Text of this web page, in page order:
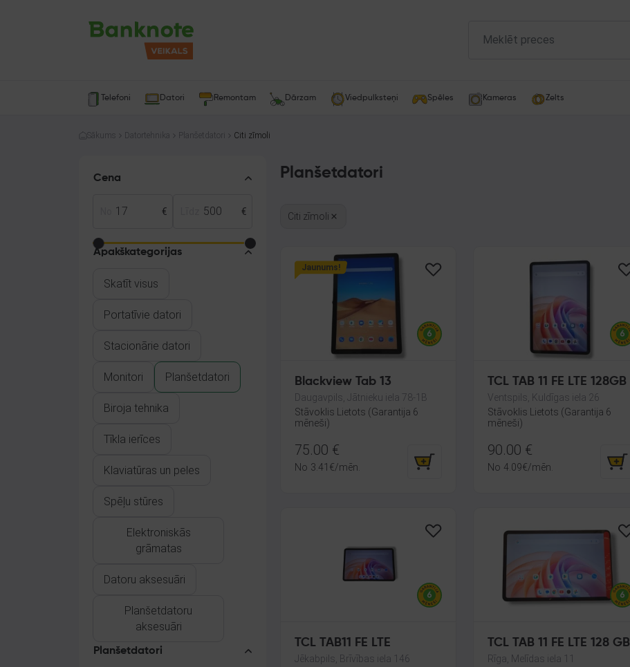
Telefoni Datori Remontam Dārzam Viedpulksteņi Spēles Kameras Zelts
Sākums Datortehnika Planšetdatori Citi zīmoli
Cena
€ €
Apakškategorijas
Skatīt visus
Portatīvie datori
Stacionārie datori
Monitori Planšetdatori
Biroja tehnika
Tīkla ierīces
Klaviatūras un peles
Spēļu stūres
Elektroniskās
grāmatas
Datoru aksesuāri
Planšetdatoru
aksesuāri
Planšetdatori
Planšetdatori
Citi zīmoli
Jaunums!
Blackview Tab 13
Daugavpils, Jātnieku iela 78-1B
Stāvoklis Lietots (Garantija 6
mēneši)
75.00 €
No 3.41 €/mēn.
TCL TAB 11 FE LTE 128GB
Ventspils, Kuldīgas iela 26
Stāvoklis Lietots (Garantija 6
mēneši)
90.00 €
No 4.09€/mēn.
TCL TAB11 FE LTE
Jēkabpils, Brīvības iela 146
TCL TAB 11 FE LTE 128 GB
Rīga, Melīdas iela 11